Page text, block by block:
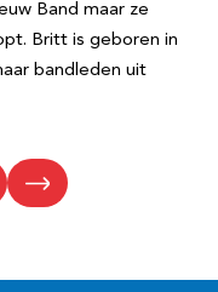
Band maar ze
Britt is geboren in
bandleden uit